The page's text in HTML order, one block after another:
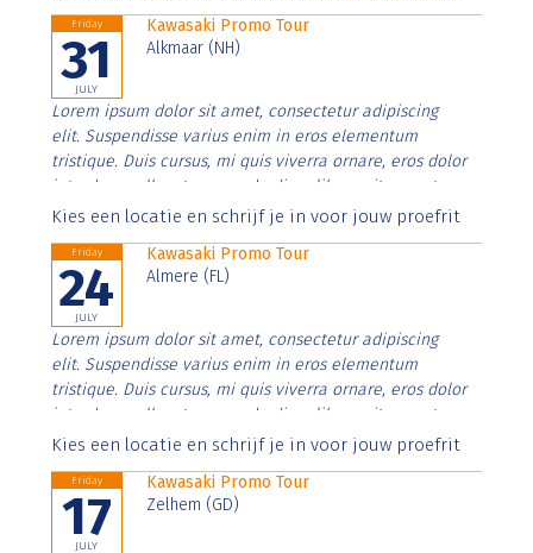
Friday
31
JULY
Kawasaki Promo Tour
Alkmaar (NH)
Lorem ipsum dolor sit amet, consectetur adipiscing
elit. Suspendisse varius enim in eros elementum
tristique. Duis cursus, mi quis viverra ornare, eros dolor
interdum nulla, ut commodo diam libero vitae erat.
Aenean faucibus nibh et justo cursus id rutrum lorem
Kies een locatie en schrijf je in voor jouw proefrit
Friday
24
JULY
Kawasaki Promo Tour
Almere (FL)
Lorem ipsum dolor sit amet, consectetur adipiscing
elit. Suspendisse varius enim in eros elementum
tristique. Duis cursus, mi quis viverra ornare, eros dolor
interdum nulla, ut commodo diam libero vitae erat.
Aenean faucibus nibh et justo cursus id rutrum lorem
Kies een locatie en schrijf je in voor jouw proefrit
Friday
17
JULY
Kawasaki Promo Tour
Zelhem (GD)